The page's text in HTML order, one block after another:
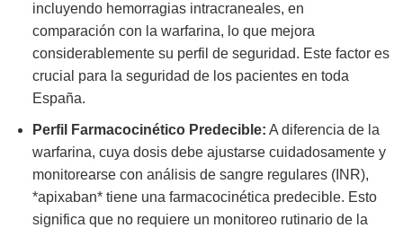
incluyendo hemorragias intracraneales, en
comparación con la warfarina, lo que mejora
considerablemente su perfil de seguridad. Este factor es
crucial para la seguridad de los pacientes en toda
España.
Perfil Farmacocinético Predecible: A diferencia de la
warfarina, cuya dosis debe ajustarse cuidadosamente y
monitorearse con análisis de sangre regulares (INR),
*apixaban* tiene una farmacocinética predecible. Esto
significa que no requiere un monitoreo rutinario de la